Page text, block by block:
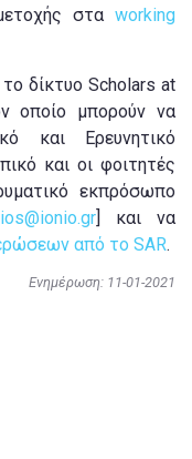
στα working
δίκτυο Scholars at
οποίο μπορούν να
και Ερευνητικό
και οι φοιτητές
εκπρόσωπο
] και να
από το SAR.
Ενημέρωση: 11-01-2021